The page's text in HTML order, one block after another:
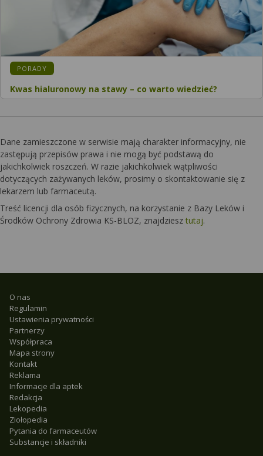
KATEGORIA:
PORADY
Kwas hialuronowy na stawy – co warto wiedzieć?
Dane zamieszczone w serwisie mają charakter informacyjny, nie
zastępują przepisów prawa i nie mogą być podstawą do
jakichkolwiek roszczeń. W razie jakichkolwiek wątpliwości
dotyczących zażywanych leków, prosimy o skontaktowanie się z
lekarzem lub farmaceutą.
Treść licencji dla osób fizycznych, na korzystanie z Bazy Leków i
Środków Ochrony Zdrowia KS-BLOZ, znajdziesz tutaj.
O nas
Regulamin
Ustawienia prywatności
Partnerzy
Współpraca
Mapa strony
Kontakt
Reklama
Informacje dla aptek
Redakcja
Lekopedia
Ziołopedia
Pytania do farmaceutów
Substancje i składniki